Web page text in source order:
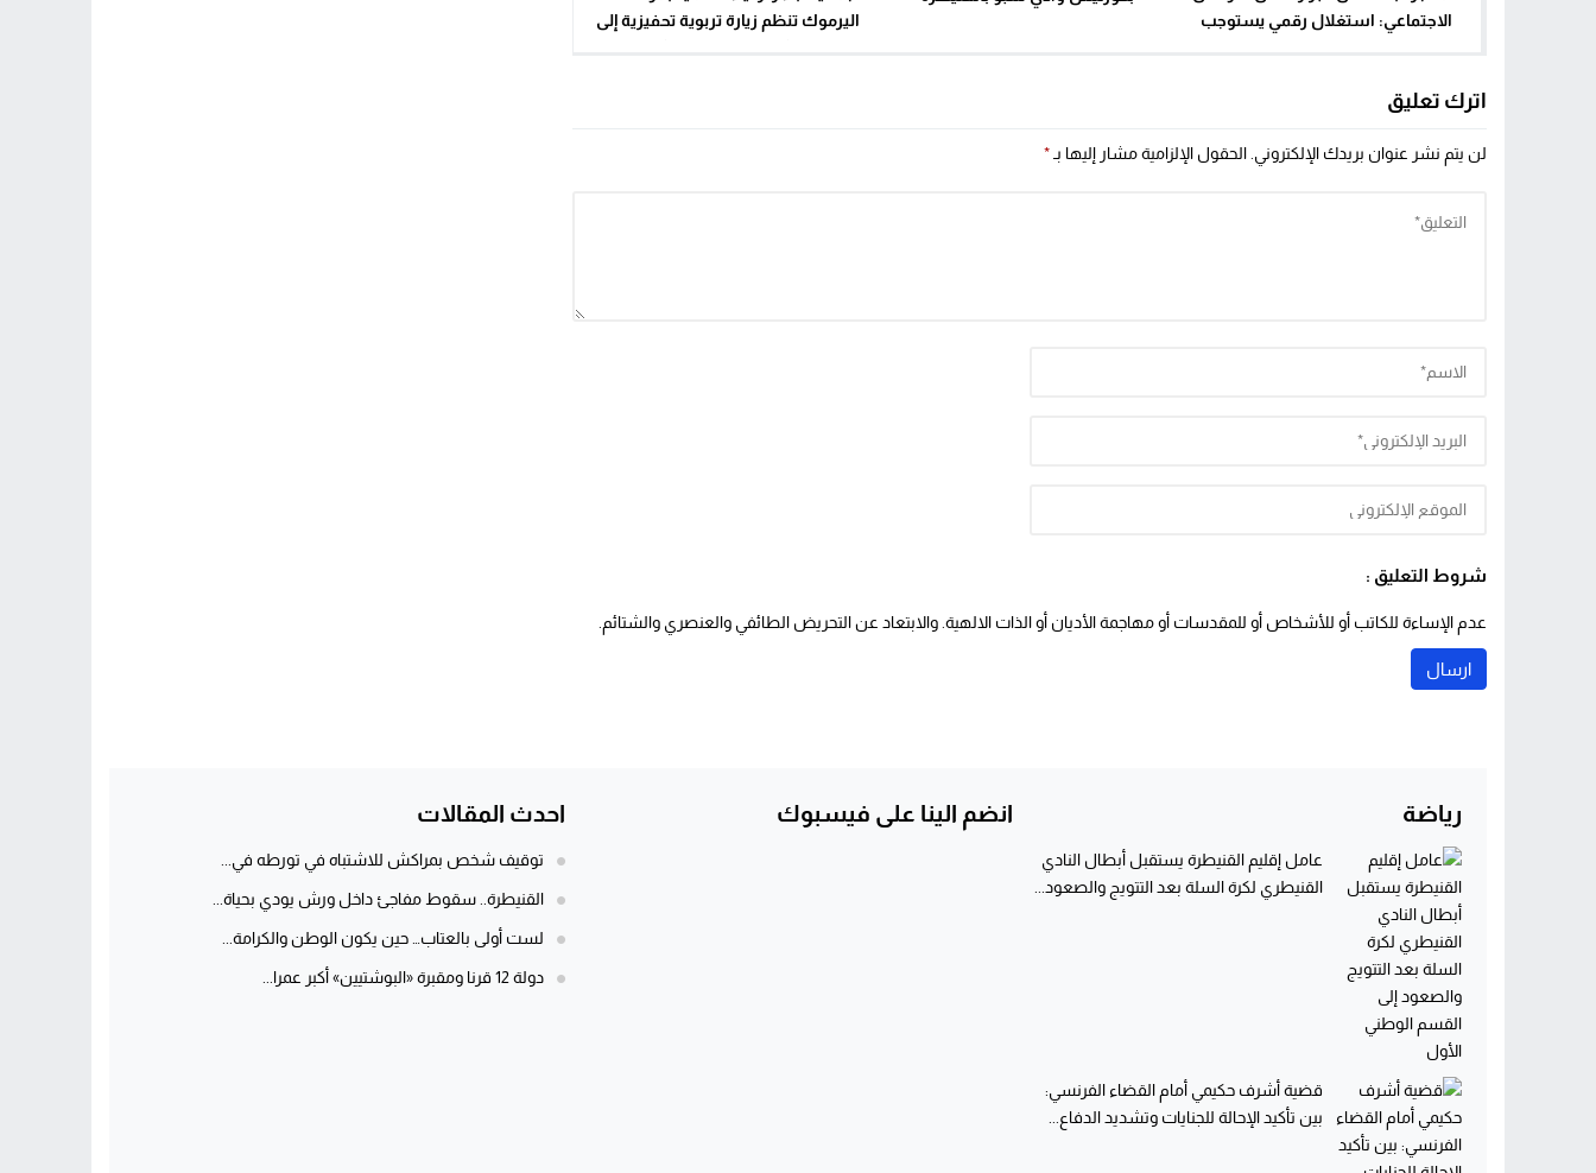
الاجتماعي: استغلال رقمي يستوجب
اليرموك تنظم زيارة تربوية تحفيزية إلى
اترك تعليق
لن يتم نشر عنوان بريدك الإلكتروني.الحقول الإلزامية مشار إليها بـ*
شروط التعليق :
عدم الإساءة للكاتب أو للأشخاص أو للمقدسات أو مهاجمة الأديان أو الذات الالهية. والابتعاد عن التحريض الطائفي والعنصري والشتائم.
رياضة
عامل إقليم القنيطرة يستقبل أبطال النادي
القنيطري لكرة السلة بعد التتويج والصعود...
قضية أشرف حكيمي أمام القضاء الفرنسي:
بين تأكيد الإحالة للجنايات وتشديد الدفاع...
انضم الينا على فيسبوك احدث المقالات
توقيف شخص بمراكش للاشتباه في تورطه في...
القنيطرة.. سقوط مفاجئ داخل ورش يودي بحياة...
لست أولى بالعتاب… حين يكون الوطن والكرامة...
دولة 12 قرنا ومقبرة «البوشتيين» أكبر عمرا...